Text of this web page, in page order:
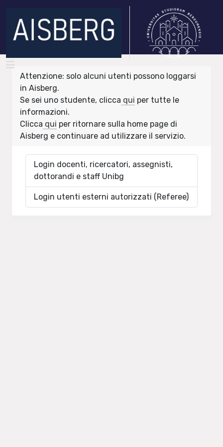
Attenzione: solo alcuni utenti possono loggarsi
in Aisberg.
Se sei uno studente, clicca qui per tutte le
informazioni.
Clicca qui per ritornare sulla home page di
Aisberg e continuare ad utilizzare il servizio.
Login docenti, ricercatori, assegnisti,
dottorandi e staff Unibg
Login utenti esterni autorizzati (Referee)